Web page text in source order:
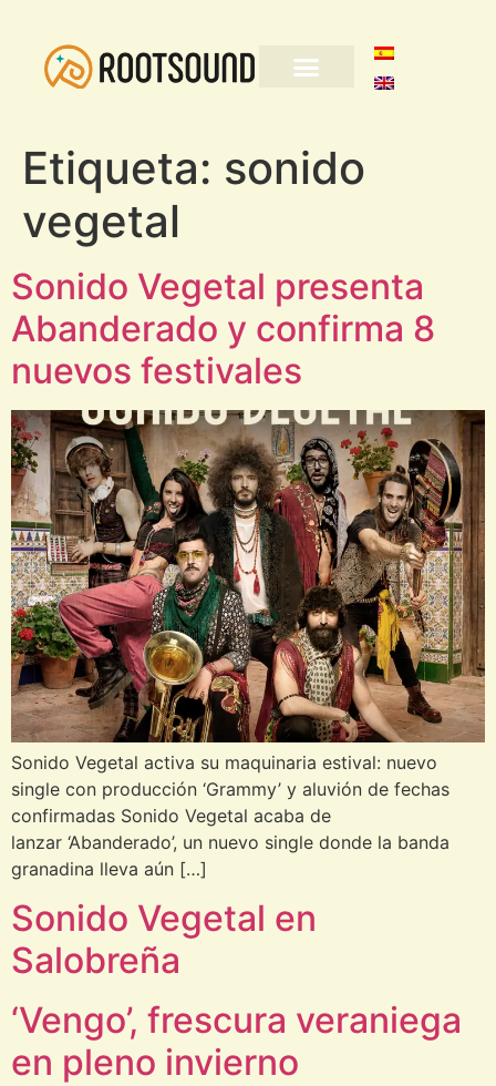
Etiqueta: sonido
vegetal
Sonido Vegetal presenta
Abanderado y confirma 8
nuevos festivales
Sonido Vegetal activa su maquinaria estival: nuevo
single con producción ‘Grammy’ y aluvión de fechas
confirmadas Sonido Vegetal acaba de
lanzar ‘Abanderado’, un nuevo single donde la banda
granadina lleva aún […]
Sonido Vegetal en
Salobreña
‘Vengo’, frescura veraniega
en pleno invierno